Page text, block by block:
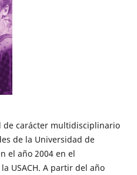
de carácter multidisciplinario
de la Universidad de
el año 2004 en el
USACH. A partir del año